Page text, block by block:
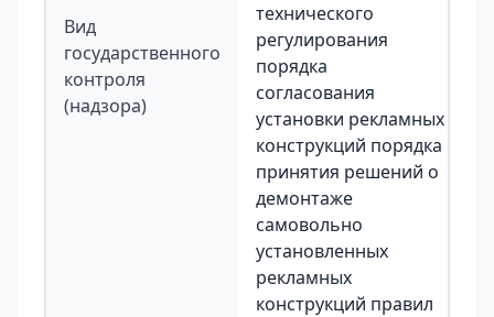
Вид
государственного
контроля
(надзора)
технического
регулирования
порядка
согласования
установки рекламных
конструкций порядка
принятия решений о
демонтаже
самовольно
установленных
рекламных
конструкций правил